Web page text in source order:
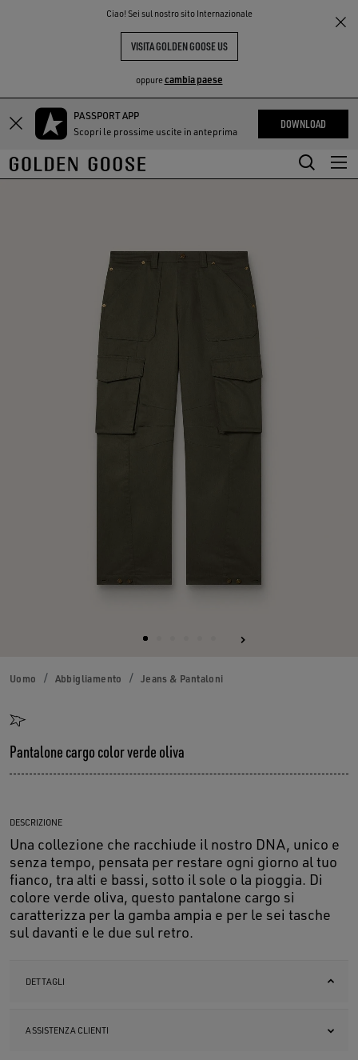
Ciao! Sei sul nostro sito Internazionale
VISITA GOLDEN GOOSE US
oppurecambia paese
Vai
contenuto
principale
Vai
contenuto
del
PASSPORT APP
Scopri le prossime uscite in anteprima
DOWNLOAD
THE
COMMUNITY
Uomo Abbigliamento Jeans & Pantaloni
Pantalone cargo color verde oliva
DESCRIZIONE
Una collezione che racchiude il nostro DNA, unico e
senza tempo, pensata per restare ogni giorno al tuo
fianco, tra alti e bassi, sotto il sole o la pioggia. Di
colore verde oliva, questo pantalone cargo si
caratterizza per la gamba ampia e per le sei tasche
sul davanti e le due sul retro.
DETTAGLI
ASSISTENZA CLIENTI